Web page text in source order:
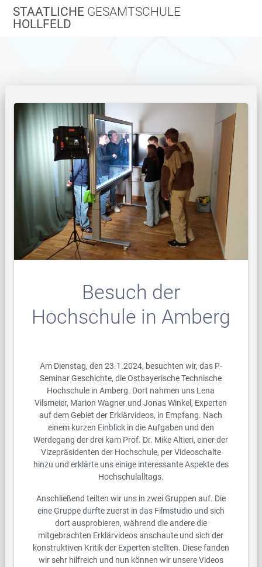
Zum
Inhalt
STAATLICHE GESAMTSCHULE
HOLLFELD
Besuch der
Hochschule in Amberg
Am Dienstag, den 23.1.2024, besuchten wir, das P-
Seminar Geschichte, die Ostbayerische Technische
Hochschule in Amberg. Dort nahmen uns Lena
Vilsmeier, Marion Wagner und Jonas Winkel, Experten
auf dem Gebiet der Erklärvideos, in Empfang. Nach
einem kurzen Einblick in die Aufgaben und den
Werdegang der drei kam Prof. Dr. Mike Altieri, einer der
Vizepräsidenten der Hochschule, per Videoschalte
hinzu und erklärte uns einige interessante Aspekte des
Hochschulalltags.
Anschließend teilten wir uns in zwei Gruppen auf. Die
eine Gruppe durfte zuerst in das Filmstudio und sich
dort ausprobieren, während die andere die
mitgebrachten Erklärvideos anschaute und sich der
konstruktiven Kritik der Experten stellten. Diese fanden
wir sehr hilfreich und nun können wir unsere Videos